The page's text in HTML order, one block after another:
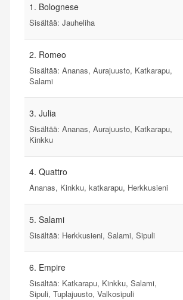
1. Bolognese
Sisältää: Jauheliha
2. Romeo
Sisältää: Ananas, Aurajuusto, Katkarapu,
Salami
3. Julia
Sisältää: Ananas, Aurajuusto, Katkarapu,
Kinkku
4. Quattro
Ananas, Kinkku, katkarapu, Herkkusieni
5. Salami
Sisältää: Herkkusieni, Salami, Sipuli
6. Empire
Sisältää: Katkarapu, Kinkku, Salami,
Sipuli, Tuplajuusto, Valkosipuli